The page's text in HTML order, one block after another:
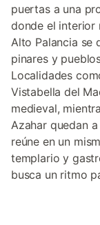
puertas a una
donde el interior
Alto Palancia se
pinares y
Localidades
Vistabella del
medieval,
Azahar quedan
reúne en un
templario y
busca un ritmo